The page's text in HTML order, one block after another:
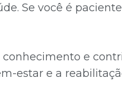
Se você é
e
estar e a